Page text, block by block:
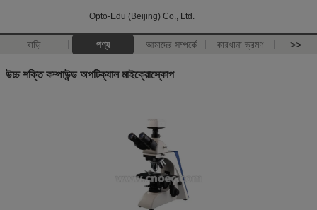
Opto-Edu (Beijing) Co., Ltd.
বাড়ি পণ্য আমাদের সম্পর্কে কারখানা ভ্রমণ >>
উচ্চ শক্তি কম্পাউন্ড অপটিক্যাল মাইক্রোস্কোপ